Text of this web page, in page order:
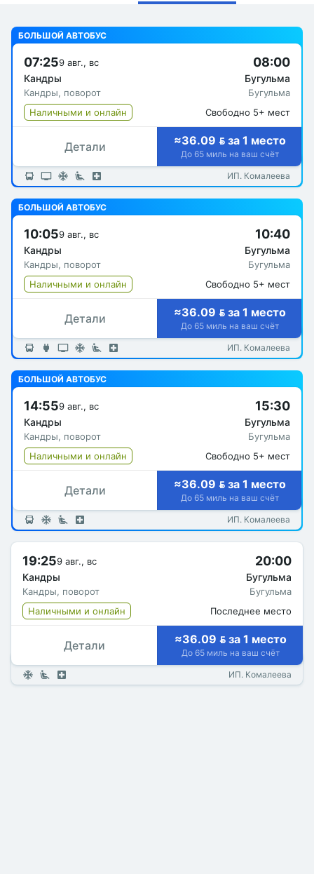
БОЛЬШОЙ АВТОБУС
07:259 авг., вс
Кандры
Кандры, поворот
08:00
Бугульма
Бугульма
Наличными и онлайн
Свободно 5+ мест
Детали ≈36.09  за 1 место
До 65 миль на ваш счёт
ИП. Комалеева
БОЛЬШОЙ АВТОБУС
10:059 авг., вс
Кандры
Кандры, поворот
10:40
Бугульма
Бугульма
Наличными и онлайн
Свободно 5+ мест
Детали ≈36.09  за 1 место
До 65 миль на ваш счёт
ИП. Комалеева
БОЛЬШОЙ АВТОБУС
14:559 авг., вс
Кандры
Кандры, поворот
15:30
Бугульма
Бугульма
Наличными и онлайн
Свободно 5+ мест
Детали ≈36.09  за 1 место
До 65 миль на ваш счёт
ИП. Комалеева
19:259 авг., вс
Кандры
Кандры, поворот
20:00
Бугульма
Бугульма
Наличными и онлайн
Последнее место
Детали ≈36.09  за 1 место
До 65 миль на ваш счёт
ИП. Комалеева